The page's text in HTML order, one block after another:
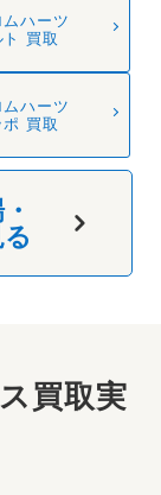
ムハーツ
ト 買取
ムハーツ
ポ 買取
買取実